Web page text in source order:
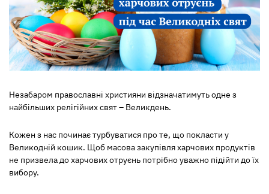
Незабаром православні християни відзначатимуть одне з
найбільших релігійних свят – Великдень.
Кожен з нас починає турбуватися про те, що покласти у
Великодній кошик. Щоб масова закупівля харчових продуктів
не призвела до харчових отруєнь потрібно уважно підійти до їх
вибору.